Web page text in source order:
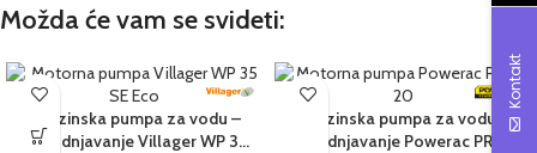
Možda će vam se svideti:
Benzinska pumpa za vodu –
navodnjavanje Villager WP 35
Benzinska pumpa za vodu –
navodnjavanje Powerac PRWP
Kontakt